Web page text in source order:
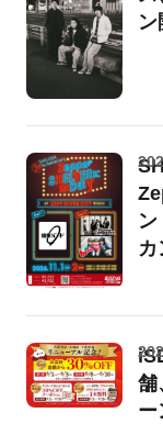
ン
カ
舗
ー